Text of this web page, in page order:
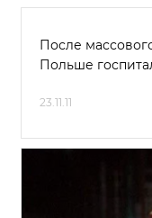
После
Польше
23.11.11